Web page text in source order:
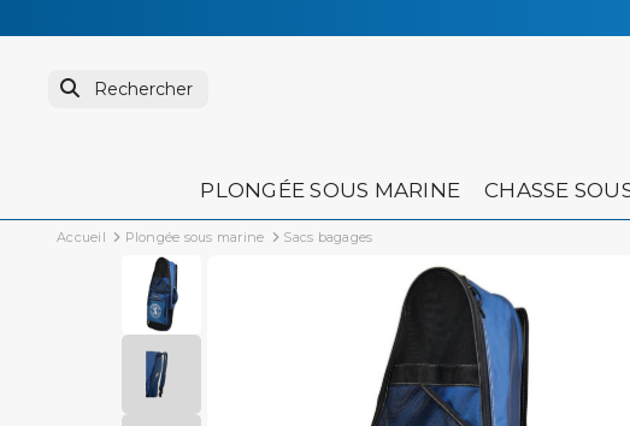
PLONGÉE SOUS MARINE CHASSE
Accueil Plongée sous marine Sacs bagages